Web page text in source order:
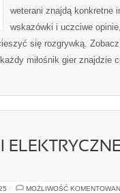
weterani znajdą konkretne
wskazówki i uczciwe
się rozgrywką.
miłośnik gier znajdzie
I
MOŻLIWOŚĆ